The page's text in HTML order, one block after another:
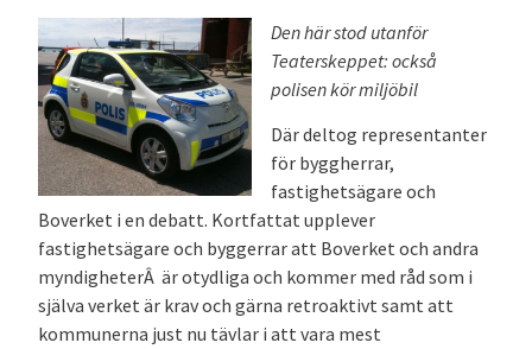
Den här stod utanför
Teaterskeppet: också
polisen kör miljöbil
Där deltog representanter
för byggherrar,
fastighetsägare och
Boverket i en debatt. Kortfattat upplever
fastighetsägare och byggerrar att Boverket och andra
myndigheterÂ är otydliga och kommer med råd som i
själva verket är krav och gärna retroaktivt samt att
kommunerna just nu tävlar i att vara mest